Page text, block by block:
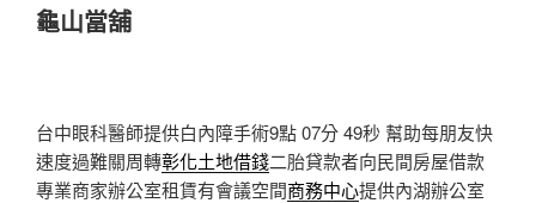
龜山當舖
台中眼科醫師提供白內障手術9點 07分 49秒 幫助每朋友快
速度過難關周轉彰化土地借錢二胎貸款者向民間房屋借款
專業商家辦公室租賃有會議空間商務中心提供內湖辦公室